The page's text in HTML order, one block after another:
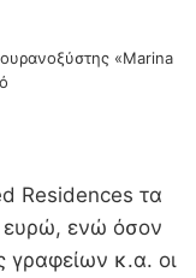
«Marina
Residences τα
ευρώ, ενώ όσον
γραφείων κ.α. οι